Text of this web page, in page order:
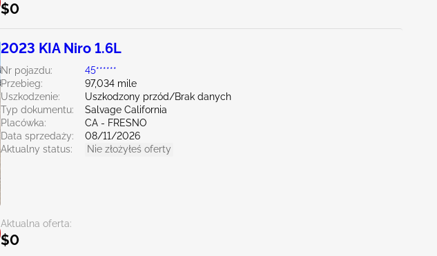
$0
2023 KIA Niro 1.6L
Nr pojazdu:
45******
Przebieg:
97,034 mile
Uszkodzenie:
Uszkodzony przód/Brak danych
Typ dokumentu:
Salvage California
Placówka:
CA - FRESNO
Data sprzedaży:
08/11/2026
Aktualny status:
Nie złożyłeś oferty
Aktualna oferta:
$0